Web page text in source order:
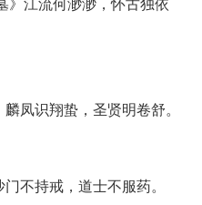
凤识翔蛰，圣贤明卷舒。
不持戒，道士不服药。